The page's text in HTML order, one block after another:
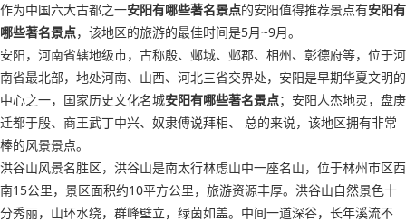
作为中国六大古都之一安阳有哪些著名景点的安阳值得推荐景点有安阳有
哪些著名景点，该地区的旅游的最佳时间是5月~9月。
安阳，河南省辖地级市，古称殷、邺城、邺郡、相州、彰德府等，位于河
南省最北部，地处河南、山西、河北三省交界处，安阳是早期华夏文明的
中心之一，国家历史文化名城安阳有哪些著名景点；安阳人杰地灵，盘庚
迁都于殷、商王武丁中兴、奴隶傅说拜相、 总的来说，该地区拥有非常
棒的风景景点。
洪谷山风景名胜区，洪谷山是南太行林虑山中一座名山，位于林州市区西
南15公里，景区面积约10平方公里，旅游资源丰厚。洪谷山自然景色十
分秀丽，山环水绕，群峰壁立，绿茵如盖。中间一道深谷，长年溪流不